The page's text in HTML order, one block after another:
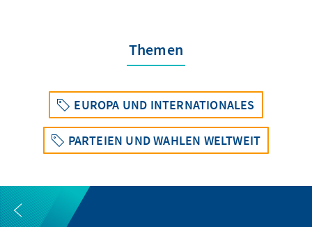
Themen
EUROPA UND INTERNATIONALES
PARTEIEN UND WAHLEN WELTWEIT